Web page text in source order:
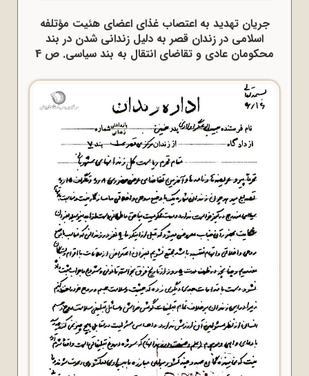
جریان تهدید به اعتصاب غذای اعضای هئیت مؤتلفه
اسلامی در زندان قصر به دلیل زندانی شدن در بند
محکومان عادی و تقاضای انتقال به بند سیاسی. ص 4